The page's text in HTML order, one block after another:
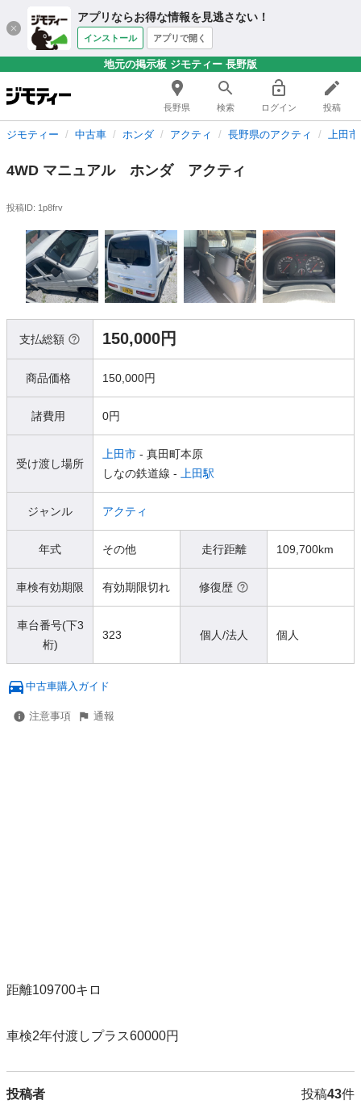
アプリならお得な情報を見逃さない！
インストール アプリで開く
地元の掲示板 ジモティー 長野版
長野県 検索 ログイン 投稿
ジモティー 中古車 ホンダ アクティ 長野県のアクティ 上田
4WD マニュアル ホンダ アクティ
投稿ID: 1p8frv
支払総額 150,000円
商品価格 150,000円
諸費用 0円
受け渡し場所
上田市 - 真田町本原
しなの鉄道線 -
上田駅
ジャンル アクティ
年式 その他 走行距離 109,700km
車検有効期限 有効期限切れ 修復歴
車台番号(下3
桁)
323 個人/法人 個人
中古車購入ガイド
注意事項 通報
距離109700キロ
車検2年付渡しプラス60000円
投稿者 投稿43件